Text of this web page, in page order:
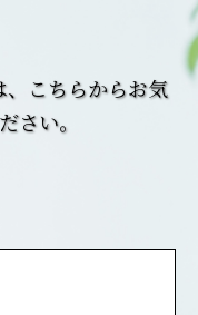
こちらからお気
さい。